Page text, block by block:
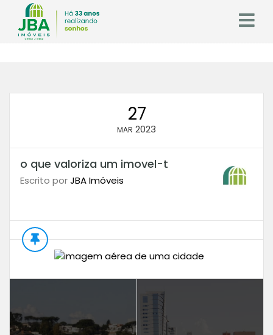
27
MAR 2023
o que valoriza um imovel-t
Escrito porJBA Imóveis